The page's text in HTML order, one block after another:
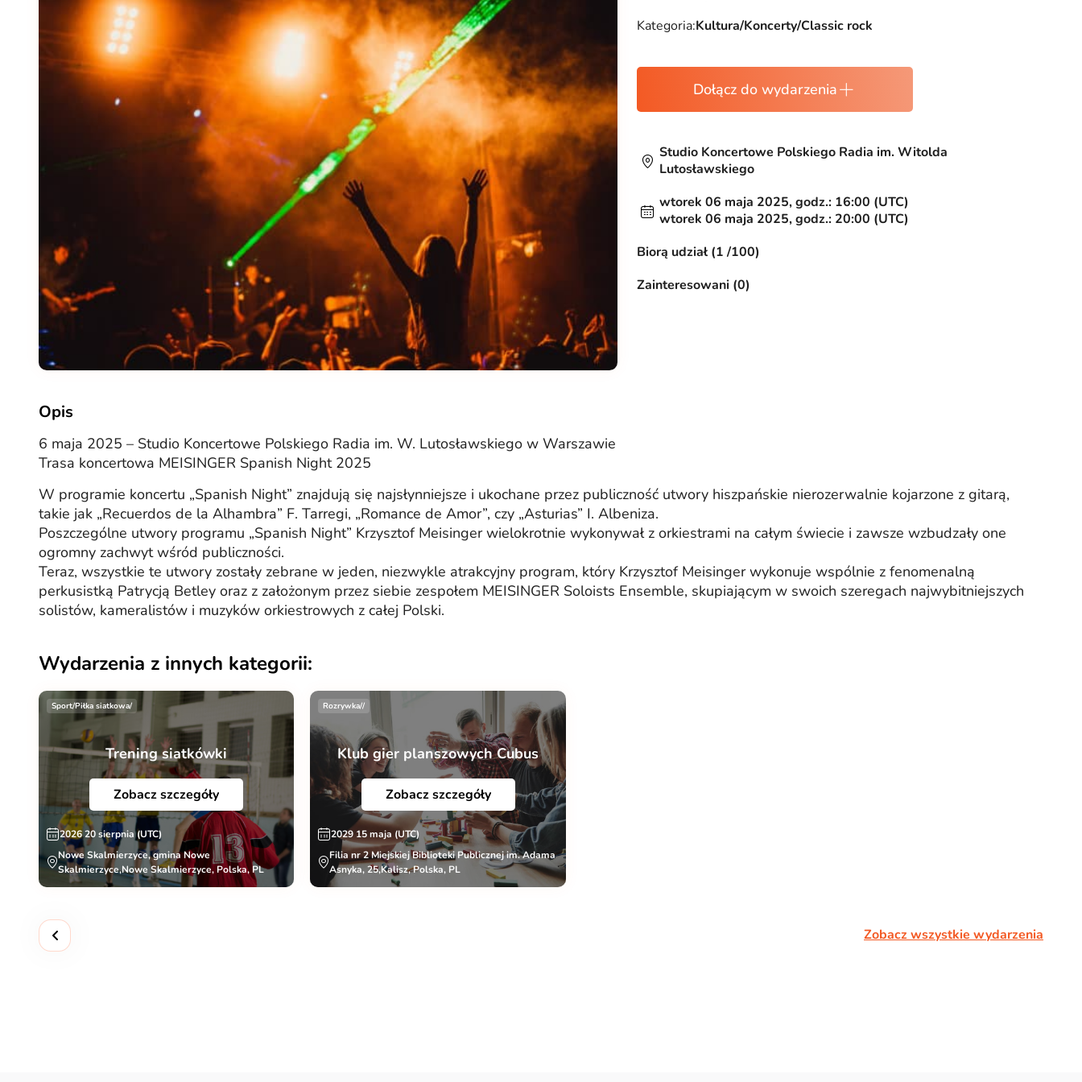
Kategoria:Kultura/Koncerty/Classic rock
Dołącz do wydarzenia
Studio Koncertowe Polskiego Radia im. Witolda
Lutosławskiego
wtorek 06 maja 2025, godz.: 16:00 (UTC)
wtorek 06 maja 2025, godz.: 20:00 (UTC)
Biorą udział (1 /100)
Zainteresowani (0)
Opis
6 maja 2025 – Studio Koncertowe Polskiego Radia im. W. Lutosławskiego w Warszawie
Trasa koncertowa MEISINGER Spanish Night 2025
W programie koncertu „Spanish Night” znajdują się najsłynniejsze i ukochane przez publiczność utwory hiszpańskie nierozerwalnie kojarzone z gitarą,
takie jak „Recuerdos de la Alhambra” F. Tarregi, „Romance de Amor”, czy „Asturias” I. Albeniza.
Poszczególne utwory programu „Spanish Night” Krzysztof Meisinger wielokrotnie wykonywał z orkiestrami na całym świecie i zawsze wzbudzały one
ogromny zachwyt wśród publiczności.
Teraz, wszystkie te utwory zostały zebrane w jeden, niezwykle atrakcyjny program, który Krzysztof Meisinger wykonuje wspólnie z fenomenalną
perkusistką Patrycją Betley oraz z założonym przez siebie zespołem MEISINGER Soloists Ensemble, skupiającym w swoich szeregach najwybitniejszych
solistów, kameralistów i muzyków orkiestrowych z całej Polski.
Wydarzenia z innych kategorii:
Sport/Piłka siatkowa/
Trening siatkówki
Zobacz szczegóły
2026 20 sierpnia (UTC)
Nowe Skalmierzyce, gmina Nowe
Skalmierzyce,Nowe Skalmierzyce, Polska, PL
Rozrywka//
Klub gier planszowych Cubus
Zobacz szczegóły
2029 15 maja (UTC)
Filia nr 2 Miejskiej Biblioteki Publicznej im. Adama
Asnyka, 25,Kalisz, Polska, PL
Zobacz wszystkie wydarzenia